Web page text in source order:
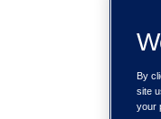
By
site
your